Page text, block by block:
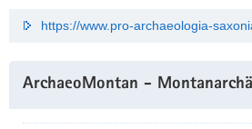
https://www.pro-archaeologia-
ArchaeoMontan -